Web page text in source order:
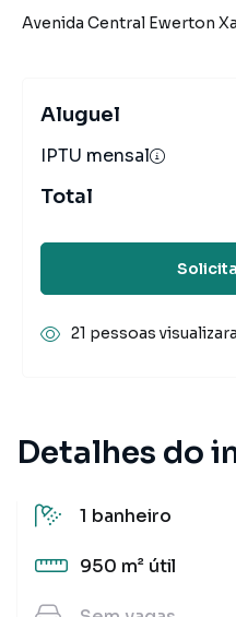
Detalhes do
1 banheiro
950 m² útil
Avenida Central Ewerton
Aluguel
IPTU mensal
Total
21 pessoas